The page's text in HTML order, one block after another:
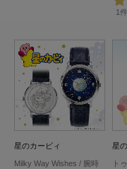
1件
星のカービィ
Milky Way Wishes / 腕時
星
ト